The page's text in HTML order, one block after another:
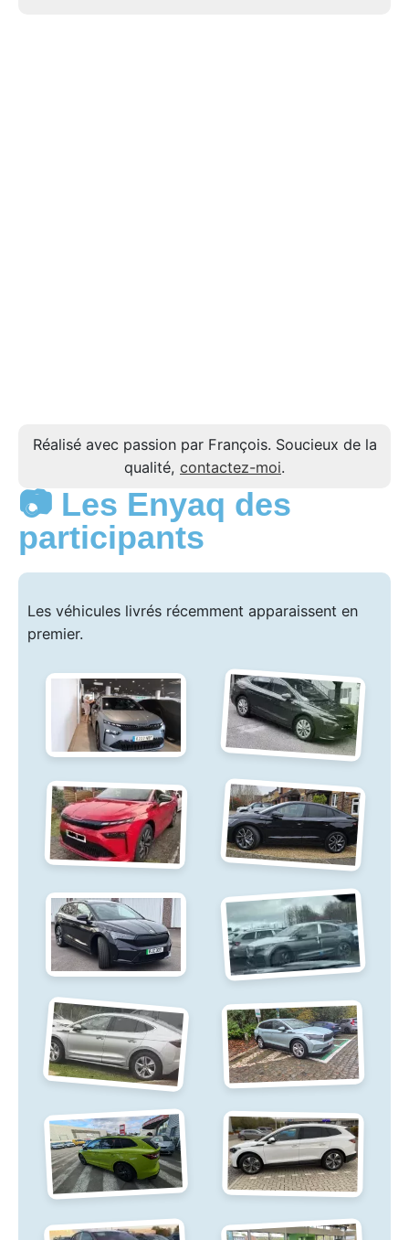
Réalisé avec passion par François. Soucieux de la
qualité, contactez-moi.
📷 Les Enyaq des
participants
Les véhicules livrés récemment apparaissent en
premier.